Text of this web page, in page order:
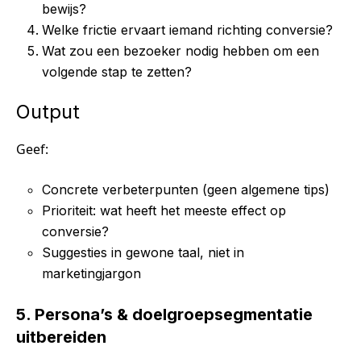
bewijs?
Welke frictie ervaart iemand richting conversie?
Wat zou een bezoeker nodig hebben om een
volgende stap te zetten?
Output
Geef:
Concrete verbeterpunten (geen algemene tips)
Prioriteit: wat heeft het meeste effect op
conversie?
Suggesties in gewone taal, niet in
marketingjargon
5. Persona’s & doelgroepsegmentatie
uitbereiden